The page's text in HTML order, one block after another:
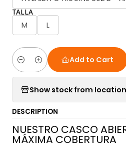
TALLA
M L
Quantity
Add to Cart
Show stock from
DESCRIPTION
NUESTRO CASCO
MÁXIMA COBERTURA